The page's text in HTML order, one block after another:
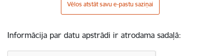
Vēlos atstāt savu e-pastu saziņai
Informācija par datu apstrādi ir atrodama sadaļā: